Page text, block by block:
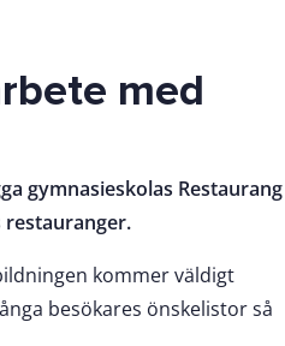
med
gymnasieskolas Restaurang
restauranger.
kommer väldigt
besökares önskelistor så